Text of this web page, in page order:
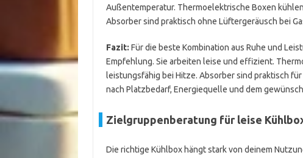
Außentemperatur. Thermoelektrische Boxen
Absorber sind praktisch ohne Lüftergeräusch bei
Fazit: Für die beste Kombination aus Ruhe und
Empfehlung. Sie arbeiten leise und effizient.
leistungsfähig bei Hitze. Absorber sind praktisch
nach Platzbedarf, Energiequelle und dem
Zielgruppenberatung für leise
Die richtige Kühlbox hängt stark von deinem